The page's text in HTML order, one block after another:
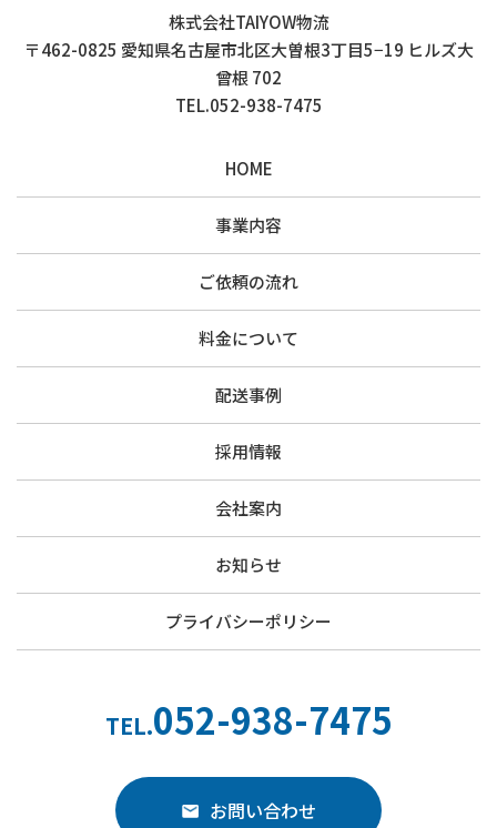
株式会社TAIYOW物流
〒462-0825 愛知県名古屋市北区大曽根3丁目5−19 ヒルズ大
曾根 702
TEL.052-938-7475
HOME
事業内容
ご依頼の流れ
料金について
配送事例
採用情報
会社案内
お知らせ
プライバシーポリシー
TEL.052-938-7475
お問い合わせ